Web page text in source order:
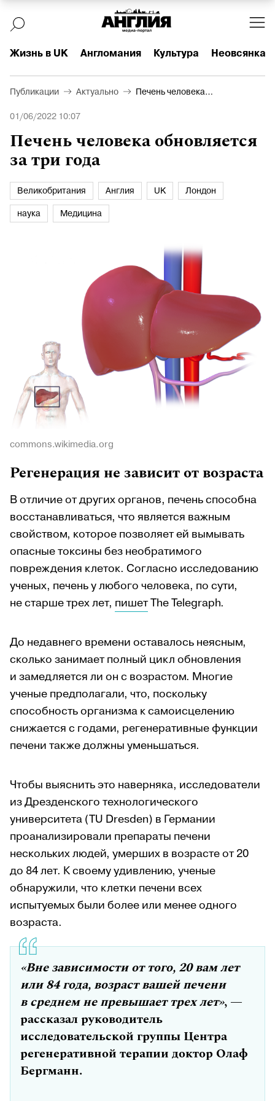
Жизнь в UK Англомания Культура Неовсянка
Публикации Актуально
Печень человека
01/06/2022 10:07
Печень человека обновляется
за три года
Великобритания Англия UK
Лондон
наука
Медицина
commons.wikimedia.org
Регенерация не зависит от возраста
В отличие от других органов, печень способна
восстанавливаться, что является важным
свойством, которое позволяет ей вымывать
опасные токсины без необратимого
повреждения клеток. Согласно исследованию
ученых, печень у любого человека, по сути,
не старше трех лет, пишетThe Telegraph.
До недавнего времени оставалось неясным,
сколько занимает полный цикл обновления
и замедляется ли он с возрастом. Многие
ученые предполагали, что, поскольку
способность организма к самоисцелению
снижается с годами, регенеративные функции
печени также должны уменьшаться.
Чтобы выяснить это наверняка, исследователи
из Дрезденского технологического
университета (TU Dresden) в Германии
проанализировали препараты печени
нескольких людей, умерших в возрасте от 20
до 84 лет. К своему удивлению, ученые
обнаружили, что клетки печени всех
испытуемых были более или менее одного
возраста.
«Вне зависимости от того, 20 вам лет
или 84 года, возраст вашей печени
в среднем не превышает трех лет», —
рассказал руководитель
исследовательской группы Центра
регенеративной терапии доктор Олаф
Бергманн.